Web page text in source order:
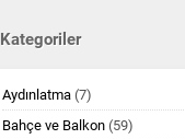
Kategoriler
Aydınlatma (7)
Bahçe ve Balkon (59)